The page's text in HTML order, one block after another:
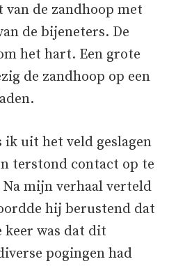
de zandhoop met
de bijeneters. De
het hart. Een grote
de zandhoop op een
ik uit het veld geslagen
terstond contact op te
Na mijn verhaal verteld
hij berustend dat
was dat dit
pogingen had